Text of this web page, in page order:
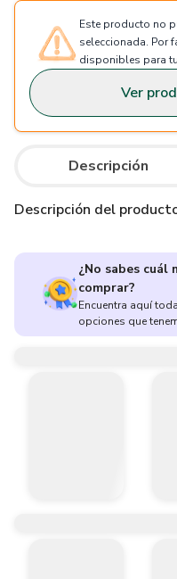
Este producto no
seleccionada. Por
disponibles para
Ver
Descripción
Descripción del
¿No sabes cuál
comprar?
Encuentra aquí
opciones que